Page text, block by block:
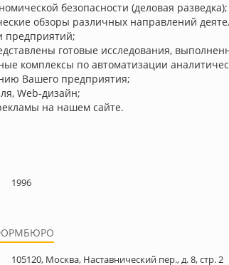
безопасности (деловая разведка);
обзоры различных направлений
предприятий;
готовые исследования,
комплексы по автоматизации
Вашего предприятия;
Web-дизайн;
на нашем сайте.
1996
105120, Москва, Наставнический пер., д. 8, стр. 2